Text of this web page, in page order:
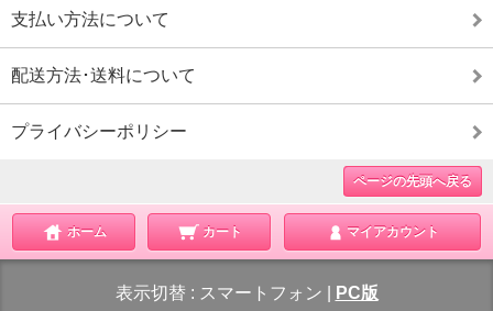
支払い方法について
配送方法･送料について
プライバシーポリシー
ページの先頭へ戻る
ホーム カート マイアカウント
表示切替 : スマートフォン PC版